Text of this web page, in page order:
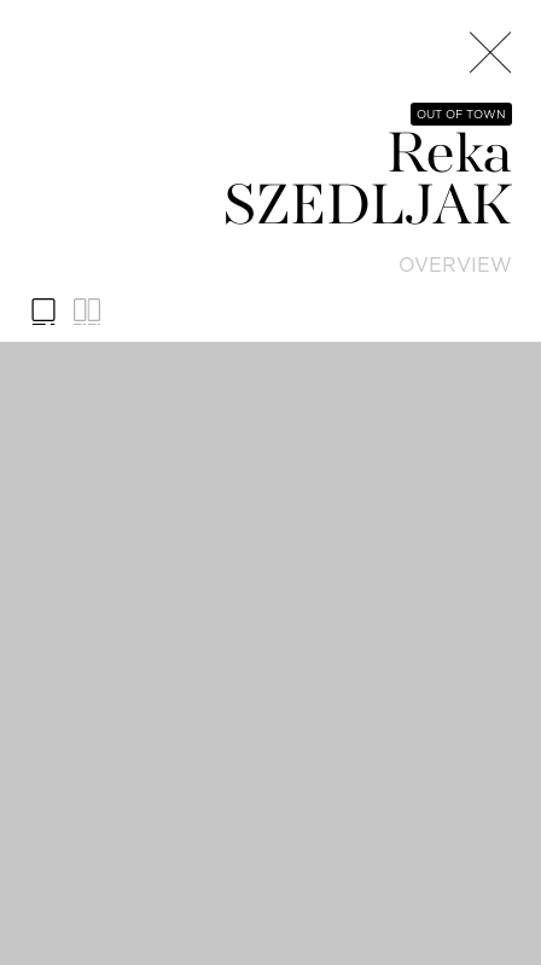
Reka
SZEDLJAK
OUT OF TOWN
OVERVIEW